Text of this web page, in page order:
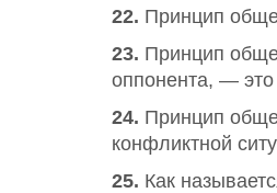
22. Принцип
23. Принцип
оппонента, —
24. Принцип
конфликтной
25. Как